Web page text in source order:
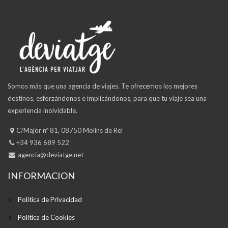
Somos más que una agencia de viajes. Te ofrecemos los mejores
destinos, esforzándonos e implicándonos, para que tu viaje sea una
experiencia inolvidable.
C/Major nº 81, 08750 Molins de Rei
+34 936 689 522
agencia@deviatge.net
INFORMACION
Política de Privacidad
Política de Cookies